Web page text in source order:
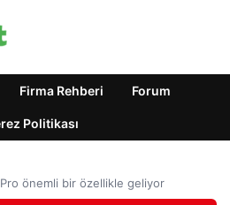
Firma Rehberi Forum
Politikası
önemli bir özellikle geliyor